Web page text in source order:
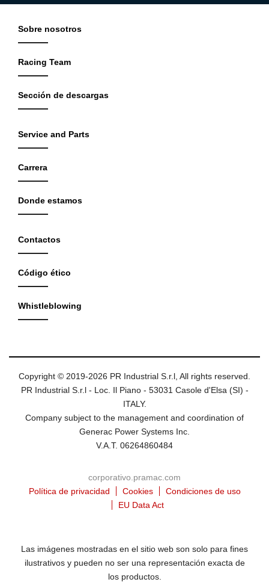
Sobre nosotros
Racing Team
Sección de descargas
Service and Parts
Carrera
Donde estamos
Contactos
Código ético
Whistleblowing
Copyright © 2019-2026 PR Industrial S.r.l, All rights reserved.
PR Industrial S.r.l - Loc. Il Piano - 53031 Casole d'Elsa (SI) -
ITALY.
Company subject to the management and coordination of
Generac Power Systems Inc.
V.A.T. 06264860484
corporativo.pramac.com
Política de privacidad
Cookies
Condiciones de uso
EU Data Act
Las imágenes mostradas en el sitio web son solo para fines
ilustrativos y pueden no ser una representación exacta de
los productos.